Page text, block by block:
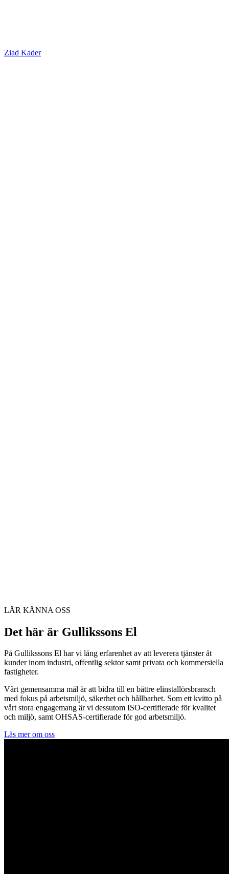
Ziad Kader
LÄR KÄNNA OSS
Det här är Gullikssons El
På Gullikssons El har vi lång erfarenhet av att leverera tjänster åt
kunder inom industri, offentlig sektor samt privata och kommersiella
fastigheter.
Vårt gemensamma mål är att bidra till en bättre elinstallörsbransch
med fokus på arbetsmiljö, säkerhet och hållbarhet. Som ett kvitto på
vårt stora engagemang är vi dessutom ISO-certifierade för kvalitet
och miljö, samt OHSAS-certifierade för god arbetsmiljö.
Läs mer om oss